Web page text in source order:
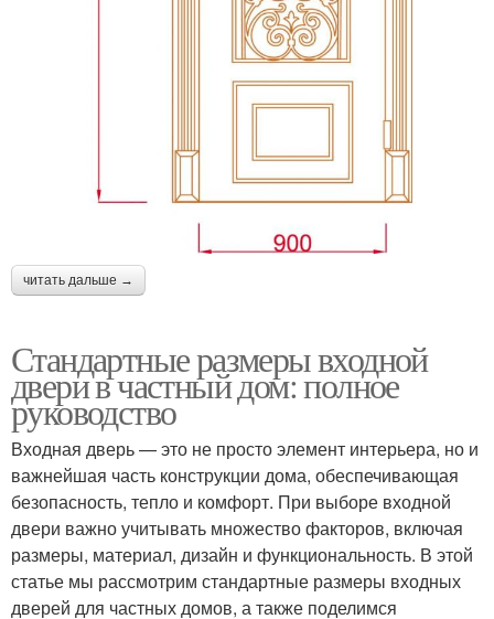
читать дальше →
Стандартные размеры входной
двери в частный дом: полное
руководство
Входная дверь — это не просто элемент интерьера, но и
важнейшая часть конструкции дома, обеспечивающая
безопасность, тепло и комфорт. При выборе входной
двери важно учитывать множество факторов, включая
размеры, материал, дизайн и функциональность. В этой
статье мы рассмотрим стандартные размеры входных
дверей для частных домов, а также поделимся